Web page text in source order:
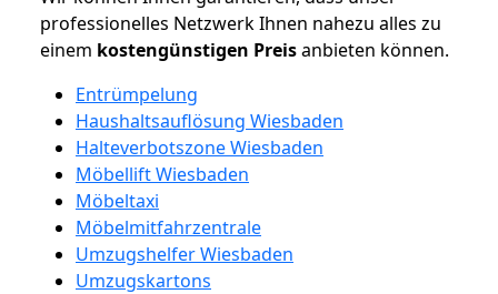
professionelles Netzwerk Ihnen nahezu alles zu
einem kostengünstigen Preisanbieten können.
Entrümpelung
Haushaltsauflösung Wiesbaden
Halteverbotszone Wiesbaden
Möbellift Wiesbaden
Möbeltaxi
Möbelmitfahrzentrale
Umzugshelfer Wiesbaden
Umzugskartons